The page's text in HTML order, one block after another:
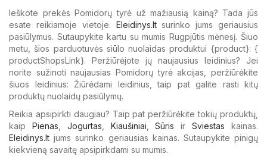
Ieškote prekės Pomidorų tyrė už mažiausią kainą? Tada jūs
esate reikiamoje vietoje. Eleidinys.ltsurinko jums geriausius
pasiūlymus. Sutaupykite kartu su mumis Rugpjūtis mėnesį. Šiuo
metu, šios parduotuvės siūlo nuolaidas produktui {​product}: {​
productShopsLink}. Peržiūrėjote jų naujausius leidinius? Jei
norite sužinoti naujausias Pomidorų tyrė akcijas, peržiūrėkite
šiuos leidinius: Žiūrėdami leidinius, taip pat galite rasti kitų
produktų nuolaidų pasiūlymų.
Reikia apsipirkti daugiau? Taip pat peržiūrėkite tokių produktų,
kaip Pienas Jogurtas Kiaušiniai ,Sūris irSviestas kainas.
Eleidinys.lt jums surinko geriausias kainas. Sutaupykite pinigų
kiekvieną savaitę apsipirkdami su mumis.